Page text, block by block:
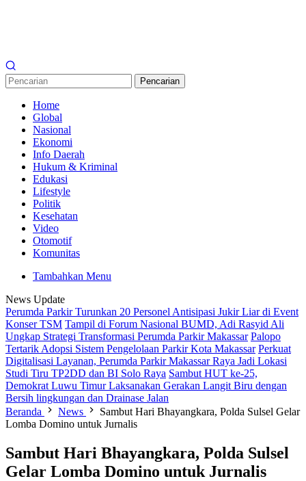
Pencarian
Home
Global
Nasional
Ekonomi
Info Daerah
Hukum & Kriminal
Edukasi
Lifestyle
Politik
Kesehatan
Video
Otomotif
Komunitas
Tambahkan Menu
News Update
Perumda Parkir Turunkan 20 Personel Antisipasi Jukir Liar di Event
Konser TSM Tampil di Forum Nasional BUMD, Adi Rasyid Ali
Ungkap Strategi Transformasi Perumda Parkir Makassar Palopo
Tertarik Adopsi Sistem Pengelolaan Parkir Kota Makassar Perkuat
Digitalisasi Layanan, Perumda Parkir Makassar Raya Jadi Lokasi
Studi Tiru TP2DD dan BI Solo Raya Sambut HUT ke-25,
Demokrat Luwu Timur Laksanakan Gerakan Langit Biru dengan
Bersih lingkungan dan Drainase Jalan
Beranda
News
Sambut Hari Bhayangkara, Polda Sulsel Gelar
Lomba Domino untuk Jurnalis
Sambut Hari Bhayangkara, Polda Sulsel
Gelar Lomba Domino untuk Jurnalis